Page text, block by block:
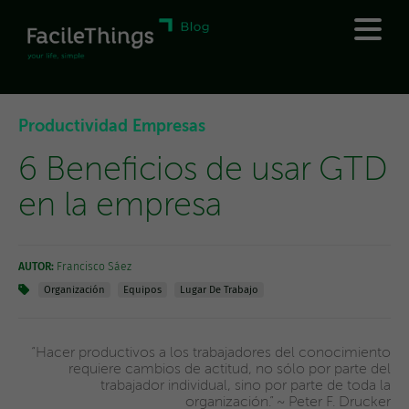
Productividad Empresas
6 Beneficios de usar GTD
en la empresa
AUTOR: Francisco Sáez
Organización Equipos Lugar De Trabajo
“Hacer productivos a los trabajadores del conocimiento
requiere cambios de actitud, no sólo por parte del
trabajador individual, sino por parte de toda la
organización.” ~ Peter F. Drucker